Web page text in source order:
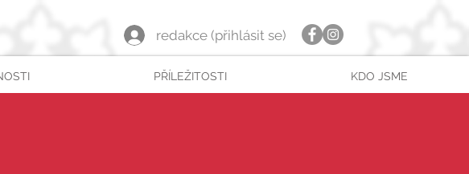
redakce (přihlásit se)
PŘÍLEŽITOSTI KDO JSME